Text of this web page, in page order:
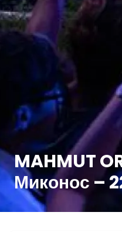
MAHMUT
Миконос –